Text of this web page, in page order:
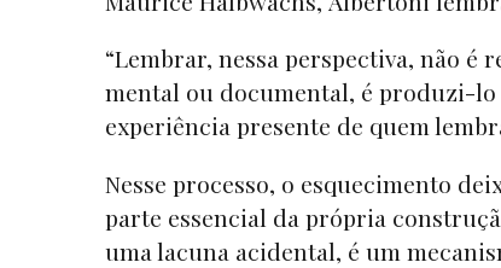
“Lembrar, nessa perspectiva, não
mental ou documental, é produzi-
experiência presente de quem
Nesse processo, o esquecimento
parte essencial da própria
uma lacuna acidental, é um